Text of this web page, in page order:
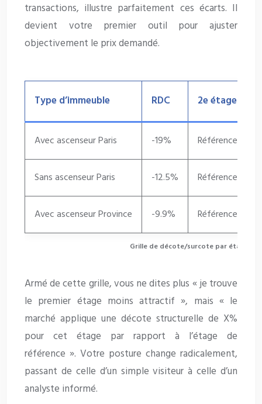
transactions, illustre parfaitement ces écarts. Il
devient votre premier outil pour ajuster
objectivement le prix demandé.
Grille de décote/surcote par étage en
Type d’immeuble RDC 2e étage
Avec ascenseur Paris -19% Référence
Sans ascenseur Paris -12.5% Référence
Avec ascenseur Province -9.9% Référence
Armé de cette grille, vous ne dites plus « je trouve
le premier étage moins attractif », mais « le
marché applique une décote structurelle de X%
pour cet étage par rapport à l’étage de
référence ». Votre posture change radicalement,
passant de celle d’un simple visiteur à celle d’un
analyste informé.